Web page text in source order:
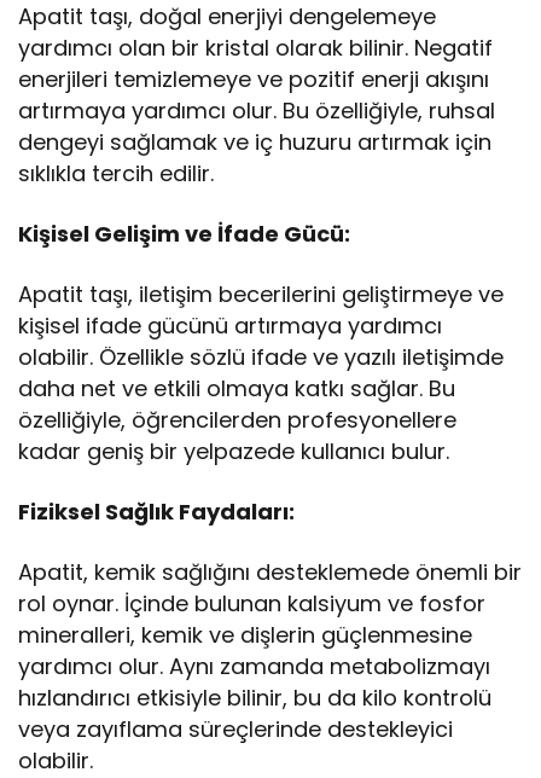
Apatit taşı, doğal enerjiyi dengelemeye
yardımcı olan bir kristal olarak bilinir. Negatif
enerjileri temizlemeye ve pozitif enerji akışını
artırmaya yardımcı olur. Bu özelliğiyle, ruhsal
dengeyi sağlamak ve iç huzuru artırmak için
sıklıkla tercih edilir.
Kişisel Gelişim ve İfade Gücü:
Apatit taşı, iletişim becerilerini geliştirmeye ve
kişisel ifade gücünü artırmaya yardımcı
olabilir. Özellikle sözlü ifade ve yazılı iletişimde
daha net ve etkili olmaya katkı sağlar. Bu
özelliğiyle, öğrencilerden profesyonellere
kadar geniş bir yelpazede kullanıcı bulur.
Fiziksel Sağlık Faydaları:
Apatit, kemik sağlığını desteklemede önemli bir
rol oynar. İçinde bulunan kalsiyum ve fosfor
mineralleri, kemik ve dişlerin güçlenmesine
yardımcı olur. Aynı zamanda metabolizmayı
hızlandırıcı etkisiyle bilinir, bu da kilo kontrolü
veya zayıflama süreçlerinde destekleyici
olabilir.